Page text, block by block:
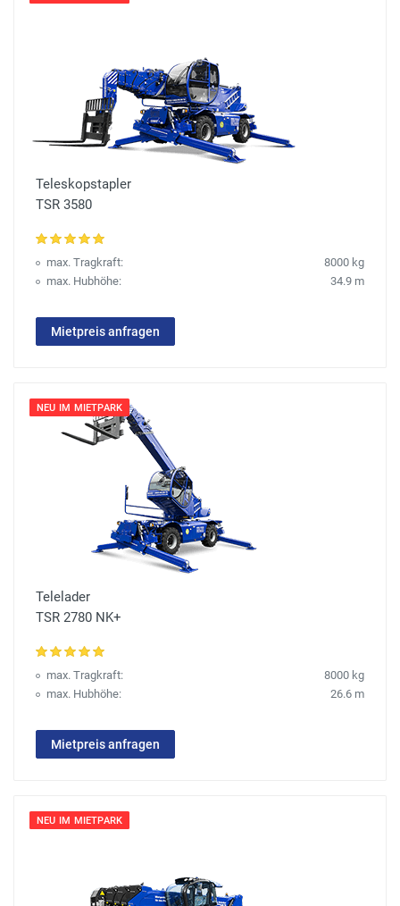
Teleskopstapler
TSR 3580
max. Tragkraft:
8000 kg
max. Hubhöhe:
34.9 m
Mietpreis anfragen
NEU IM MIETPARK
Telelader
TSR 2780 NK+
max. Tragkraft:
8000 kg
max. Hubhöhe:
26.6 m
Mietpreis anfragen
NEU IM MIETPARK